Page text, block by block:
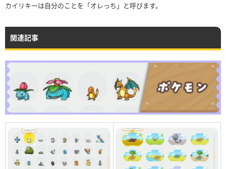
カイリキーは自分のことを「オレっち」と呼びます。
関連記事